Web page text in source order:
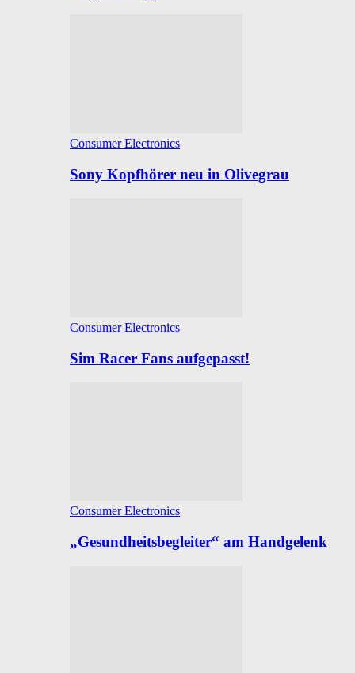
Consumer Electronics
Sony Kopfhörer neu in Olivegrau
Consumer Electronics
Sim Racer Fans aufgepasst!
Consumer Electronics
„Gesundheitsbegleiter“ am Handgelenk